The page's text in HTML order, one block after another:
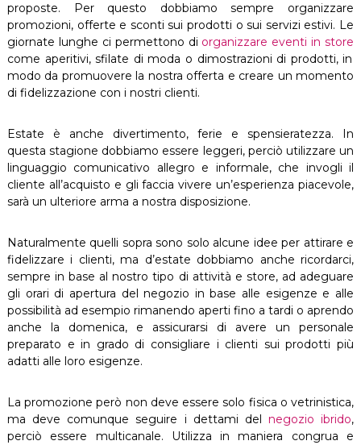
proposte. Per questo dobbiamo sempre organizzare
promozioni, offerte e sconti sui prodotti o sui servizi estivi. Le
giornate lunghe ci permettono di organizzare eventi in store
come aperitivi, sfilate di moda o dimostrazioni di prodotti, in
modo da promuovere la nostra offerta e creare un momento
di fidelizzazione con i nostri clienti.
Estate è anche divertimento, ferie e spensieratezza. In
questa stagione dobbiamo essere leggeri, perciò utilizzare un
linguaggio comunicativo allegro e informale, che invogli il
cliente all’acquisto e gli faccia vivere un’esperienza piacevole,
sarà un ulteriore arma a nostra disposizione.
Naturalmente quelli sopra sono solo alcune idee per attirare e
fidelizzare i clienti, ma d’estate dobbiamo anche ricordarci,
sempre in base al nostro tipo di attività e store, ad adeguare
gli orari di apertura del negozio in base alle esigenze e alle
possibilità ad esempio rimanendo aperti fino a tardi o aprendo
anche la domenica, e assicurarsi di avere un personale
preparato e in grado di consigliare i clienti sui prodotti più
adatti alle loro esigenze.
La promozione però non deve essere solo fisica o vetrinistica,
ma deve comunque seguire i dettami del negozio ibrido,
perciò essere multicanale. Utilizza in maniera congrua e